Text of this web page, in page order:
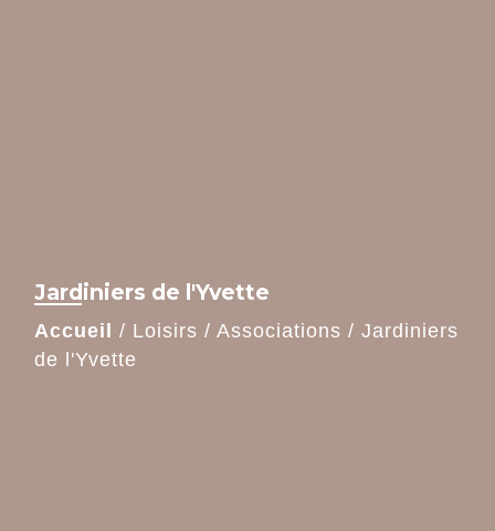
Jardiniers de l'Yvette
Accueil / Loisirs / Associations / Jardiniers
de l'Yvette